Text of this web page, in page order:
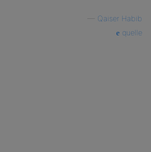
Qaiser Habib
quelle